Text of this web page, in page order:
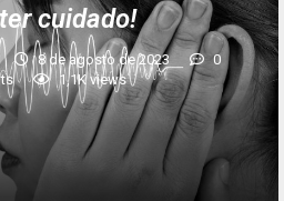
cuidado!
8 de agosto de 2023
0
1,1Kviews